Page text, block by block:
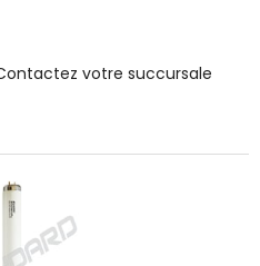
votre succursale